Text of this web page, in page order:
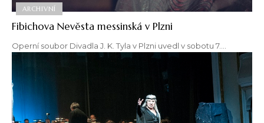
ARCHIVNÍ
Fibichova Nevěsta messinská v Plzni
Operní soubor Divadla J. K. Tyla v Plzni uvedl v sobotu 7.…